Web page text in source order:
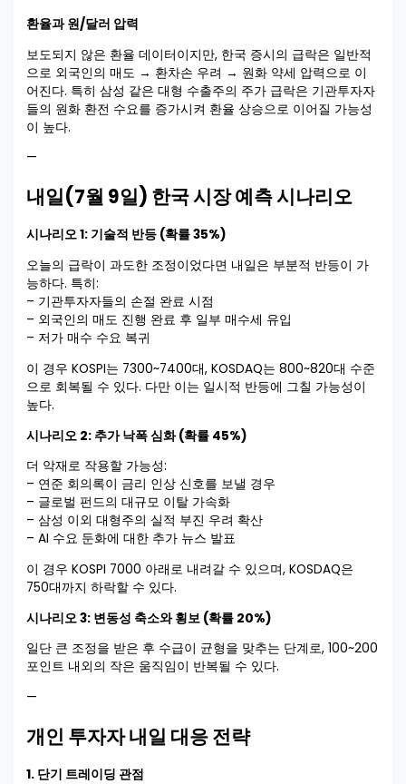
환율과 원/달러 압력
보도되지 않은 환율 데이터이지만, 한국 증시의 급락은 일반적
으로 외국인의 매도 → 환차손 우려 → 원화 약세 압력으로 이
어진다. 특히 삼성 같은 대형 수출주의 주가 급락은 기관투자자
들의 원화 환전 수요를 증가시켜 환율 상승으로 이어질 가능성
이 높다.
—
내일(7월 9일) 한국 시장 예측 시나리오
시나리오 1: 기술적 반등 (확률 35%)
오늘의 급락이 과도한 조정이었다면 내일은 부분적 반등이 가
능하다. 특히:
– 기관투자자들의 손절 완료 시점
– 외국인의 매도 진행 완료 후 일부 매수세 유입
– 저가 매수 수요 복귀
이 경우 KOSPI는 7300~7400대, KOSDAQ는 800~820대 수준
으로 회복될 수 있다. 다만 이는 일시적 반등에 그칠 가능성이
높다.
시나리오 2: 추가 낙폭 심화 (확률 45%)
더 악재로 작용할 가능성:
– 연준 회의록이 금리 인상 신호를 보낼 경우
– 글로벌 펀드의 대규모 이탈 가속화
– 삼성 이외 대형주의 실적 부진 우려 확산
– AI 수요 둔화에 대한 추가 뉴스 발표
이 경우 KOSPI 7000 아래로 내려갈 수 있으며, KOSDAQ은
750대까지 하락할 수 있다.
시나리오 3: 변동성 축소와 횡보 (확률 20%)
일단 큰 조정을 받은 후 수급이 균형을 맞추는 단계로, 100~200
포인트 내외의 작은 움직임이 반복될 수 있다.
—
개인 투자자 내일 대응 전략
1. 단기 트레이딩 관점